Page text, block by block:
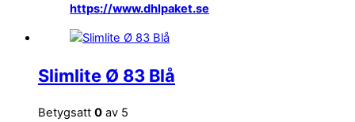
https://www.dhlpaket.se
Slimlite Ø 83 Blå
Betygsatt 0 av 5